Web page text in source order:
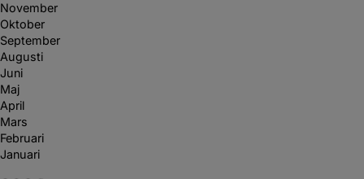
November
Oktober
September
Augusti
Juni
Maj
April
Mars
Februari
Januari